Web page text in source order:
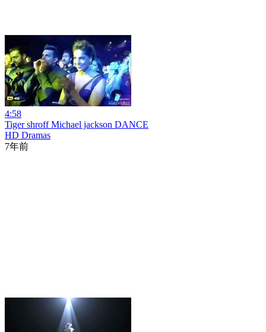
4:58
Tiger shroff Michael jackson DANCE
HD Dramas
7年前